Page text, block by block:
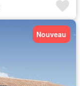
Nouveau